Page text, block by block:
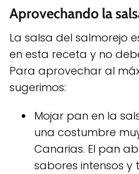
Aprovechando la
La salsa del salmorejo
en esta receta y no
Para aprovechar al
sugerimos:
Mojar pan en la
una costumbre
Canarias. El pan
sabores intensos y